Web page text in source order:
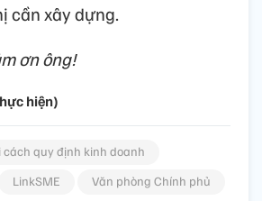
cần xây dựng.
ơn ông!
hiện)
cách quy định kinh doanh
LinkSME
Văn phòng Chính phủ